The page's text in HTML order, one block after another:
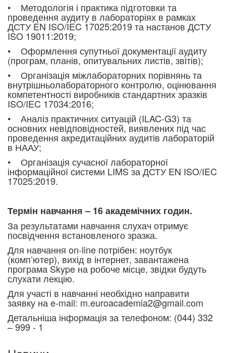
• Методологія і практика підготовки та
проведення аудиту в лабораторіях в рамках
ДСТУ EN ISO/IEC 17025:2019 та настанов ДСТУ
ISO 19011:2019;
• Оформлення супутньої документації аудиту
(програм, планів, опитувальних листів, звітів);
• Організація міжлабораторних порівнянь та
внутрішньолабораторного контролю, оцінювання
компетентності виробників стандартних зразків
ISO/IEC 17034:2016;
• Аналіз практичних ситуацій (ILAC-G3) та
основних невідповідностей, виявлених під час
проведення акредитаційних аудитів лабораторій
в НААУ;
• Організація сучасної лабораторної
інформаційної системи LIMS за ДСТУ EN ISO/IEC
17025:2019.
Термін навчання – 16 академічних годин.
За результатами навчання слухач отримує
посвідчення встановленого зразка.
Для навчання on-line потрібен: ноутбук
(комп’ютер), вихід в інтернет, завантажена
програма Skype на робоче місце, звідки будуть
слухати лекцію.
Для участі в навчанні необхідно направити
заявку на e-mail: m.euroacademia2@gmail.com
Детальніша інформація за телефоном: (044) 332
– 999 - 1